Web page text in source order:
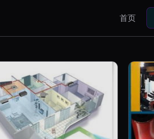
首页